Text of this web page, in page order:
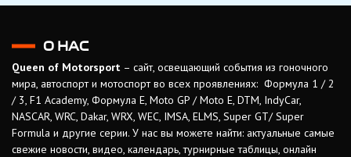
О НАС
Queen of Motorsport – сайт, освещающий события из гоночного
мира, автоспорт и мотоспорт во всех проявлениях: Формула 1 / 2
/ 3, F1 Academy, Формула Е, Moto GP / Moto E, DTM, IndyCar,
NASCAR, WRC, Dakar, WRX, WEC, IMSA, ELMS, Super GT/ Super
Formula и другие серии. У нас вы можете найти: актуальные самые
свежие новости, видео, календарь, турнирные таблицы, онлайн